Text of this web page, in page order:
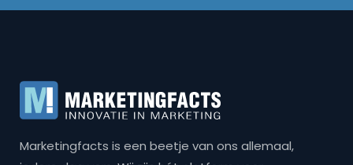
Marketingfacts is een beetje van ons allemaal,